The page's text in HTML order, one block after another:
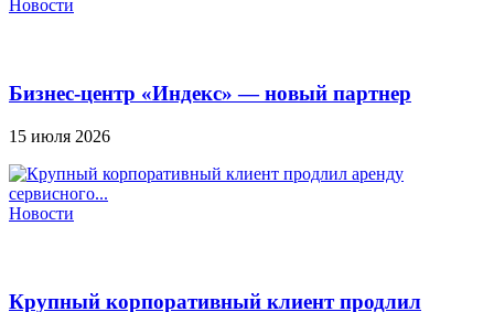
Новости
Бизнес-центр «Индекс» — новый партнер
15 июля 2026
Новости
Крупный корпоративный клиент продлил